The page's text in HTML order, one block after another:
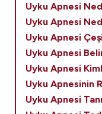
Uyku Apnesi
Uyku Apnesi
Uyku Apnesi
Uyku Apnesi
Uyku Apnesi
Uyku Apnesinin
Uyku Apnesi